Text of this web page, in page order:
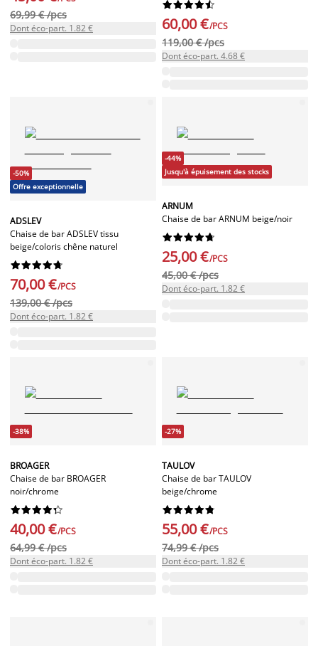
69,99 € /pcs
Dont éco-part. 1.82 €






60,00 €/PCS
119,00 € /pcs
Dont éco-part. 4.68 €
-50%
Offre exceptionnelle
ADSLEV
Chaise de bar ADSLEV tissu
beige/coloris chêne naturel






70,00 €/PCS
139,00 € /pcs
Dont éco-part. 1.82 €
-44%
Jusqu'à épuisement des stocks
ARNUM
Chaise de bar ARNUM beige/noir






25,00 €/PCS
45,00 € /pcs
Dont éco-part. 1.82 €
-38%
BROAGER
Chaise de bar BROAGER
noir/chrome






40,00 €/PCS
64,99 € /pcs
Dont éco-part. 1.82 €
-27%
TAULOV
Chaise de bar TAULOV
beige/chrome






55,00 €/PCS
74,99 € /pcs
Dont éco-part. 1.82 €